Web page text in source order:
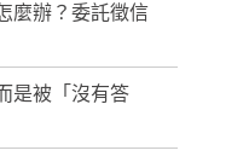
麼辦？委託徵信
是被「沒有答